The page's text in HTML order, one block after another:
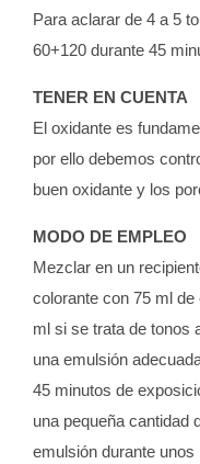
Para aclarar de 4 a 5
60+120 durante 45
TENER EN CUENTA
El oxidante es
por ello debemos
buen oxidante y los
MODO DE EMPLEO
Mezclar en un
colorante con 75 ml
ml si se trata de tonos
una emulsión
45 minutos de
una pequeña cantidad
emulsión durante